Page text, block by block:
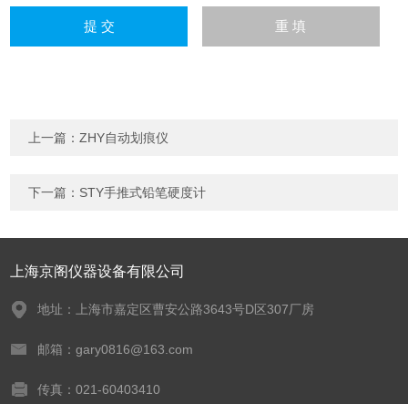
上一篇：ZHY自动划痕仪
下一篇： STY手推式铅笔硬度计
上海京阁仪器设备有限公司
地址：上海市嘉定区曹安公路3643号D区307厂房
邮箱：gary0816@163.com
传真：021-60403410